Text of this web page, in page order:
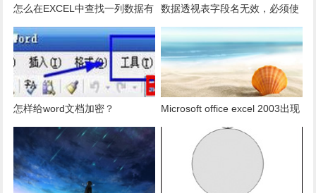
怎么在EXCEL中查找一列数据有
多少是重复的？
数据透视表字段名无效，必须使
用组合为带有标志列列表的数
据。
怎样给word文档加密？
Microsoft office excel 2003出现
发送错误报告怎么办？